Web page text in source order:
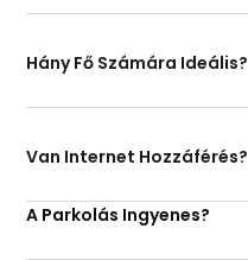
Hány Fő Számára Ideális?
Van Internet Hozzáférés?
A Parkolás Ingyenes?